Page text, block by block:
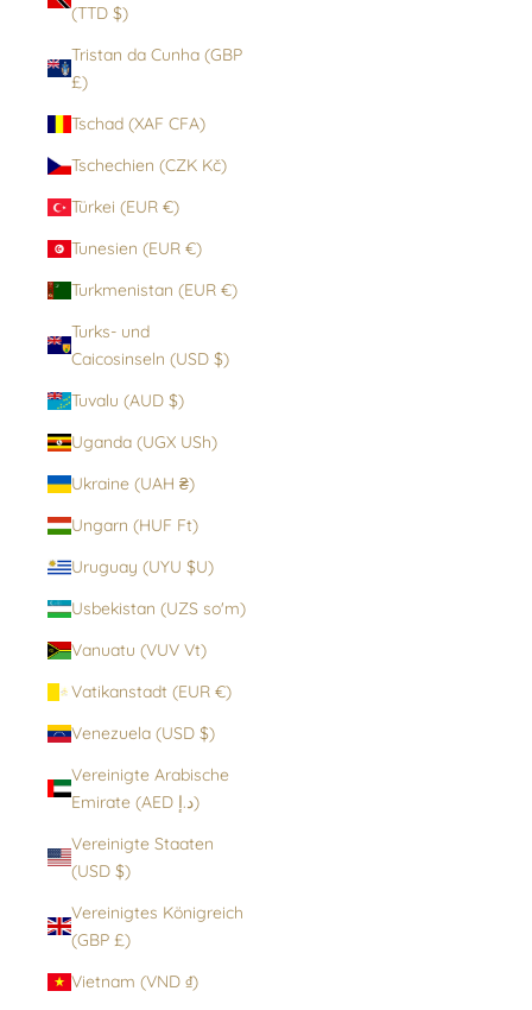
(TTD $)
Tristan da Cunha (GBP
£)
Tschad (XAF CFA)
Tschechien (CZK Kč)
Türkei (EUR €)
Tunesien (EUR €)
Turkmenistan (EUR €)
Turks- und
Caicosinseln (USD $)
Tuvalu (AUD $)
Uganda (UGX USh)
Ukraine (UAH ₴)
Ungarn (HUF Ft)
Uruguay (UYU $U)
Usbekistan (UZS so'm)
Vanuatu (VUV Vt)
Vatikanstadt (EUR €)
Venezuela (USD $)
Vereinigte Arabische
Emirate (AED د.إ)
Vereinigte Staaten
(USD $)
Vereinigtes Königreich
(GBP £)
Vietnam (VND ₫)